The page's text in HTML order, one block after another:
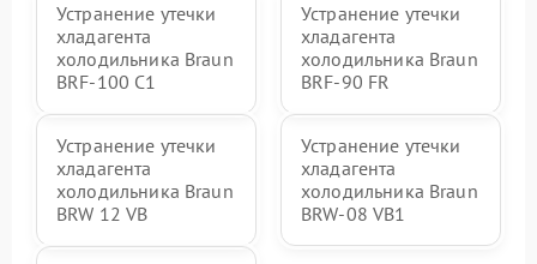
Устранение утечки
хладагента
холодильника Braun
BRF-100 C1
Устранение утечки
хладагента
холодильника Braun
BRF-90 FR
Устранение утечки
хладагента
холодильника Braun
BRW 12 VB
Устранение утечки
хладагента
холодильника Braun
BRW-08 VB1